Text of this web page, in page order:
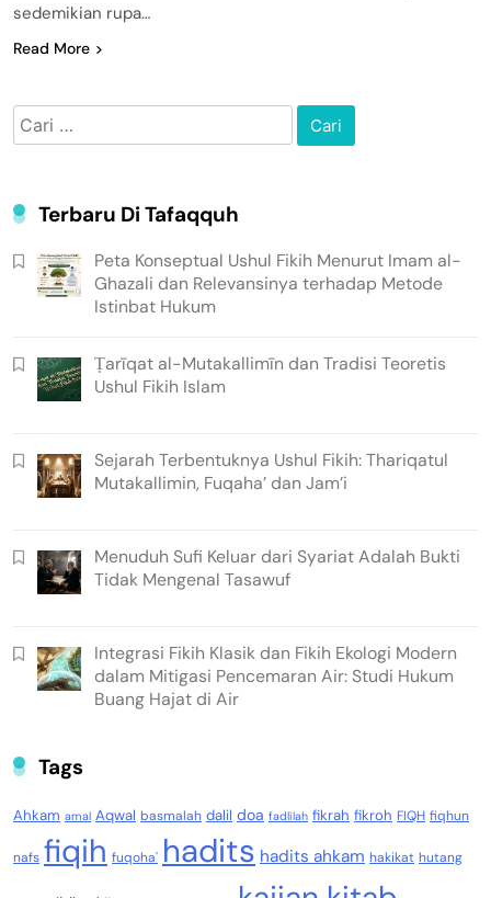
sedemikian rupa…
Read More
Cari
untuk:
Terbaru Di Tafaqquh
Peta Konseptual Ushul Fikih Menurut Imam al-
Ghazali dan Relevansinya terhadap Metode
Istinbat Hukum
Ṭarīqat al-Mutakallimīn dan Tradisi Teoretis
Ushul Fikih Islam
Sejarah Terbentuknya Ushul Fikih: Thariqatul
Mutakallimin, Fuqaha’ dan Jam’i
Menuduh Sufi Keluar dari Syariat Adalah Bukti
Tidak Mengenal Tasawuf
Integrasi Fikih Klasik dan Fikih Ekologi Modern
dalam Mitigasi Pencemaran Air: Studi Hukum
Buang Hajat di Air
Tags
Ahkam amal Aqwal basmalah dalil doa fadlilah fikrah fikroh FIQH fiqhun
nafs fiqih fuqoha' hadits hadits ahkam hakikat hutang